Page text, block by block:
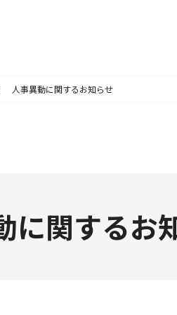
人事異動に関するお知らせ
に関するお